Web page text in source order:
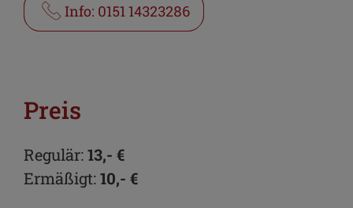
Info: 0151 14323286
Preis
Regulär:13,- €
Ermäßigt:10,- €